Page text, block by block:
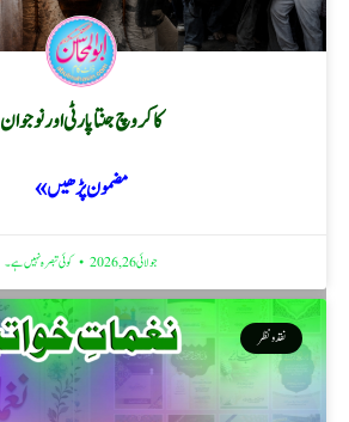
کاکروچ جنتا پارٹی اور نوجوان
مضمون پڑھیں »
جولائی 26, 2026 کوئی تبصرہ نہیں ہے۔
نقد ونظر